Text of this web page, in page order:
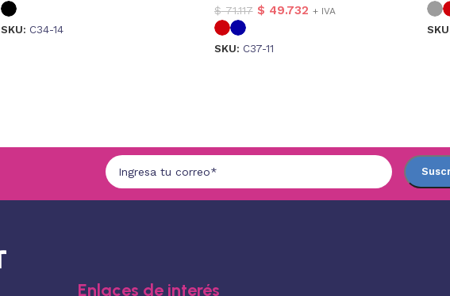
SKU: C34-14
$71.117 $ 49.732 + IVA
SKU: C37-11
Enlaces de interés